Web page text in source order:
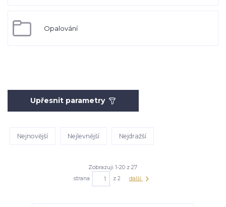
Opalování
Upřesnit parametry
Nejnovější Nejlevnější Nejdražší
Zobrazuji 1-20 z 27
strana
z 2 další